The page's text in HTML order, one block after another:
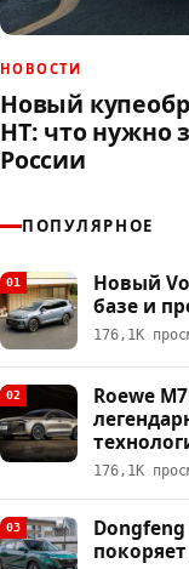
НОВОСТИ
Новый
HT: что нужно
России
ПОПУЛЯРНОЕ
01
Новый
базе и
176,1К
02
Roewe
176,1К
03